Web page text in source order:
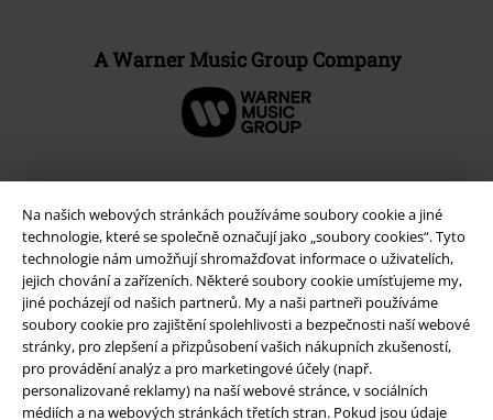
Na našich webových stránkách používáme soubory cookie a jiné
technologie, které se společně označují jako „soubory cookies“. Tyto
technologie nám umožňují shromažďovat informace o uživatelích,
jejich chování a zařízeních. Některé soubory cookie umísťujeme my,
jiné pocházejí od našich partnerů. My a naši partneři používáme
soubory cookie pro zajištění spolehlivosti a bezpečnosti naší webové
stránky, pro zlepšení a přizpůsobení vašich nákupních zkušeností,
pro provádění analýz a pro marketingové účely (např.
personalizované reklamy) na naší webové stránce, v sociálních
médiích a na webových stránkách třetích stran. Pokud jsou údaje
A Warner Music Group Company
Právní informace